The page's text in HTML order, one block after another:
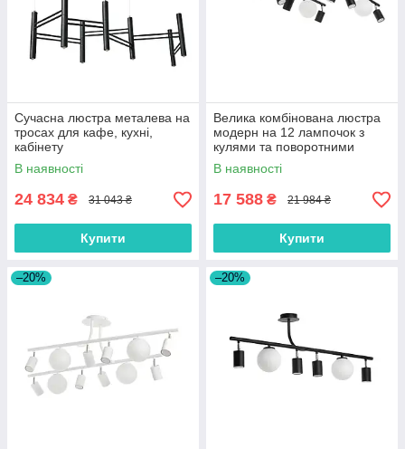
Сучасна люстра металева на
тросах для кафе, кухні,
кабінету
В наявності
24 834 ₴ 31 043 ₴
Купити
Велика комбінована люстра
модерн на 12 лампочок з
кулями та поворотними
тубусами
В наявності
17 588 ₴ 21 984 ₴
Купити
–20% –20%